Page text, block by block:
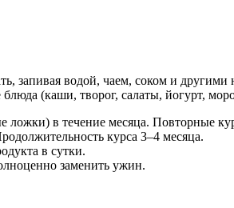
водой, чаем, соком и другими
(каши, творог, салаты, йогурт,
в течение месяца. Повторные
курса 3–4 месяца.
в сутки.
заменить ужин.